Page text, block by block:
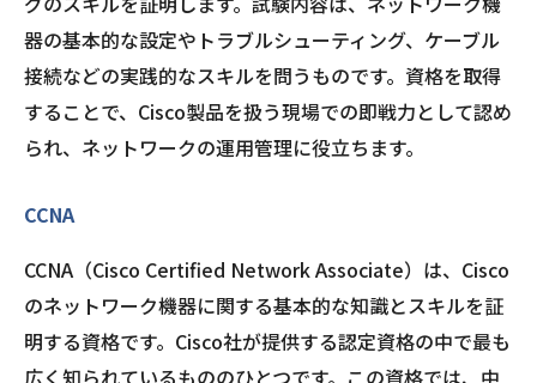
器の基本的な設定やトラブルシューティング、ケーブル
接続などの実践的なスキルを問うものです。資格を取得
することで、Cisco製品を扱う現場での即戦力として認め
られ、ネットワークの運用管理に役立ちます。
CCNA
CCNA（Cisco Certified Network Associate）は、Cisco
のネットワーク機器に関する基本的な知識とスキルを証
明する資格です。Cisco社が提供する認定資格の中で最も
広く知られているもののひとつです。この資格では、中